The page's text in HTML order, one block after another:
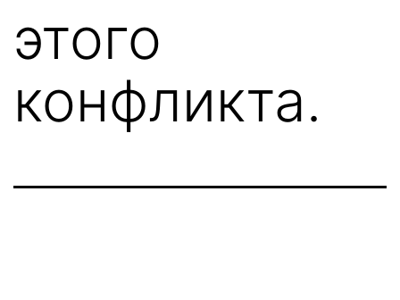
этого
конфликта.